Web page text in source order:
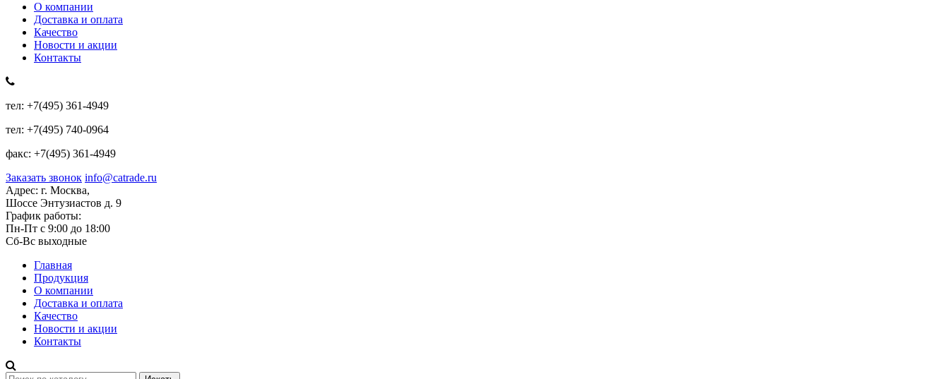
О компании
Доставка и оплата
Качество
Новости и акции
Контакты
тел: +7(495) 361-4949
тел: +7(495) 740-0964
факс: +7(495) 361-4949
Заказать звонок info@catrade.ru
Адрес: г. Москва,
Шоссе Энтузиастов д. 9
График работы:
Пн-Пт с 9:00 до 18:00
Сб-Вс выходные
Главная
Продукция
О компании
Доставка и оплата
Качество
Новости и акции
Контакты